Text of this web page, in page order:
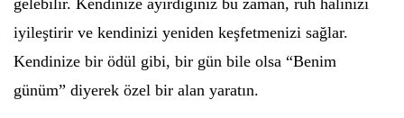
gelebilir. Kendinize ayırdığınız bu zaman, ruh halinizi
iyileştirir ve kendinizi yeniden keşfetmenizi sağlar.
Kendinize bir ödül gibi, bir gün bile olsa “Benim
günüm” diyerek özel bir alan yaratın.